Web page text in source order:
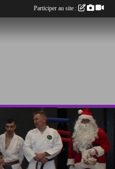
Participer au site :